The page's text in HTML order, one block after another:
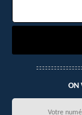
ON